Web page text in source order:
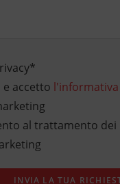
*
accetto
al trattamento dei